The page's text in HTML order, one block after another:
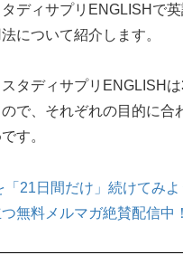
ディサプリENGLISHで
について紹介します。
タディサプリENGLISH
で、それぞれの目的に合
す。
21日間だけ」続けてみよ
無料メルマガ絶賛配信中！